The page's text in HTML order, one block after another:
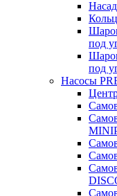
под
под
Насосы